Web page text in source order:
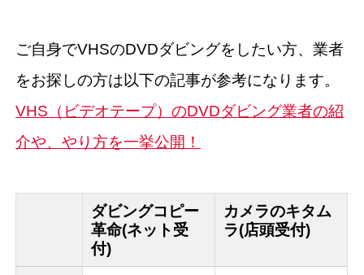
ご自身でVHSのDVDダビングをしたい方、業者
をお探しの方は以下の記事が参考になります。
VHS（ビデオテープ）のDVDダビング業者の紹
介や、やり方を一挙公開！
ダビングコピー
革命(ネット受
付)
カメラのキタム
ラ(店頭受付)